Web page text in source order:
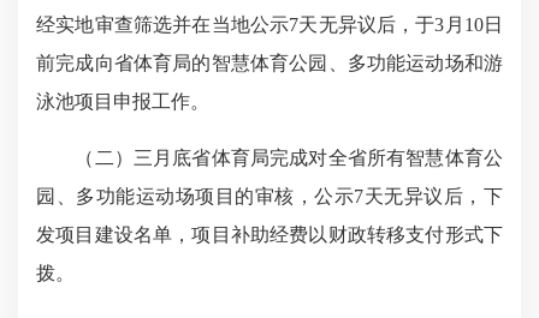
经实地审查筛选并在当地公示7天无异议后，于3月10日
前完成向省体育局的智慧体育公园、多功能运动场和游
泳池项目申报工作。
（二）三月底省体育局完成对全省所有智慧体育公
园、多功能运动场项目的审核，公示7天无异议后，下
发项目建设名单，项目补助经费以财政转移支付形式下
拨。